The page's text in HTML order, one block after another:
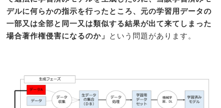
デルに何らかの指示を行ったところ、元の学習用データの
一部又は全部と同一又は類似する結果が出て来てしまった
場合著作権侵害になるのか」 という問題があります。